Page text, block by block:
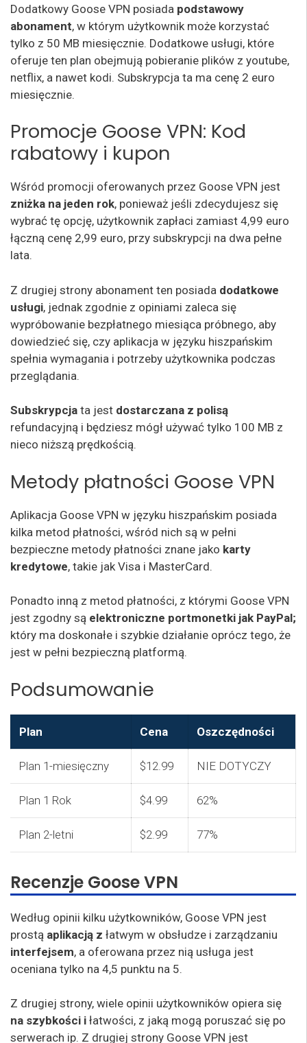
Dodatkowy Goose VPN posiada podstawowy
abonament, w którym użytkownik może korzystać
tylko z 50 MB miesięcznie. Dodatkowe usługi, które
oferuje ten plan obejmują pobieranie plików z youtube,
netflix, a nawet kodi. Subskrypcja ta ma cenę 2 euro
miesięcznie.
Promocje Goose VPN: Kod
rabatowy i kupon
Wśród promocji oferowanych przez Goose VPN jest
zniżka na jeden rok, ponieważ jeśli zdecydujesz się
wybrać tę opcję, użytkownik zapłaci zamiast 4,99 euro
łączną cenę 2,99 euro, przy subskrypcji na dwa pełne
lata.
Z drugiej strony abonament ten posiada dodatkowe
usługi, jednak zgodnie z opiniami zaleca się
wypróbowanie bezpłatnego miesiąca próbnego, aby
dowiedzieć się, czy aplikacja w języku hiszpańskim
spełnia wymagania i potrzeby użytkownika podczas
przeglądania.
Subskrypcja ta jest dostarczana z polisą
refundacyjną i będziesz mógł używać tylko 100 MB z
nieco niższą prędkością.
Metody płatności Goose VPN
Aplikacja Goose VPN w języku hiszpańskim posiada
kilka metod płatności, wśród nich są w pełni
bezpieczne metody płatności znane jako karty
kredytowe, takie jak Visa i MasterCard.
Ponadto inną z metod płatności, z którymi Goose VPN
jest zgodny są elektroniczne portmonetki jak PayPal;
który ma doskonałe i szybkie działanie oprócz tego, że
jest w pełni bezpieczną platformą.
Podsumowanie
Plan Cena Oszczędności
Plan 1-miesięczny $12.99 NIE DOTYCZY
Plan 1 Rok $4.99 62%
Plan 2-letni $2.99 77%
Recenzje Goose VPN
Według opinii kilku użytkowników, Goose VPN jest
prostą aplikacją z łatwym w obsłudze i zarządzaniu
interfejsem, a oferowana przez nią usługa jest
oceniana tylko na 4,5 punktu na 5.
Z drugiej strony, wiele opinii użytkowników opiera się
na szybkości i łatwości, z jaką mogą poruszać się po
serwerach ip. Z drugiej strony Goose VPN jest